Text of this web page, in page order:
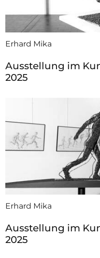
Erhard Mika
Ausstellung im
2025
Erhard Mika
Ausstellung im
2025